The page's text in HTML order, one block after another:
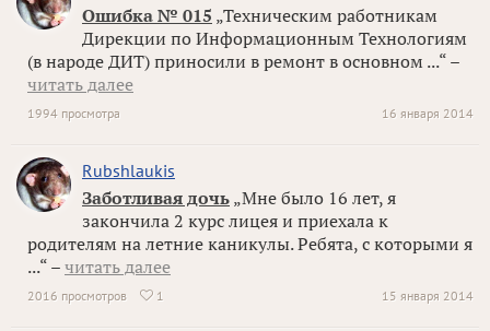
Ошибка № 015 „Техническим работникам
Дирекции по Информационным Технологиям
(в народе ДИТ) приносили в ремонт в основном ...“ –
читать далее
16 января 2014
1994 просмотра
Rubshlaukis
Заботливая дочь „Мне было 16 лет, я
закончила 2 курс лицея и приехала к
родителям на летние каникулы. Ребята, с которыми я
...“ – читать далее
15 января 2014
2016 просмотров  1